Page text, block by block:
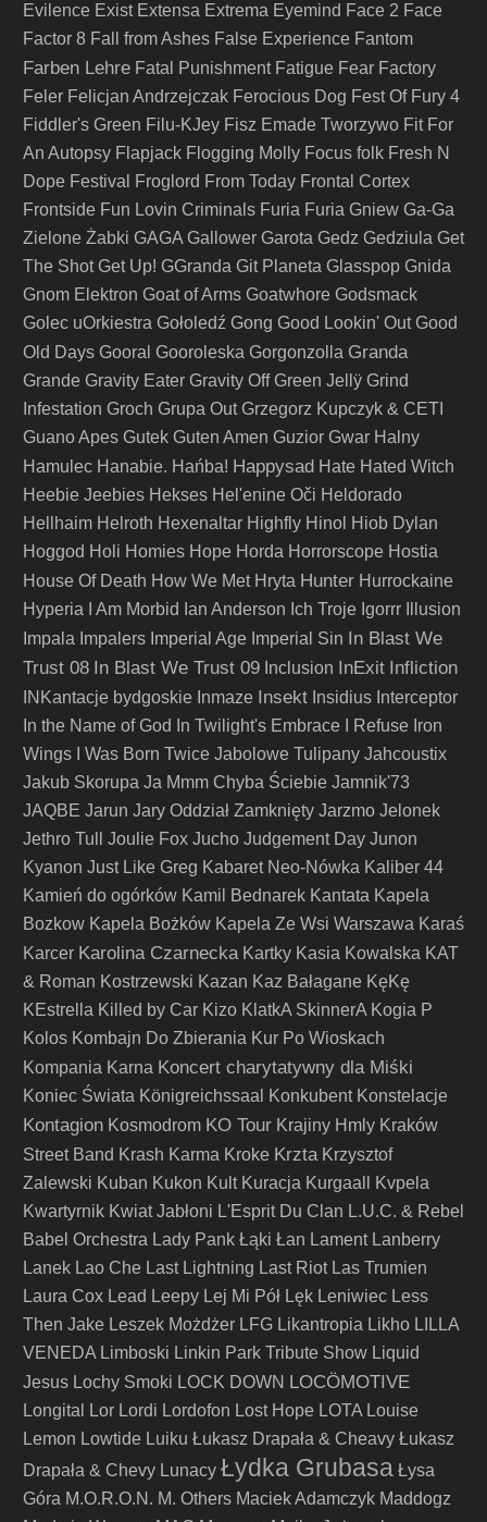
Evilence Exist Extensa Extrema Eyemind Face 2 Face
Factor 8 Fall from Ashes False Experience Fantom
Farben Lehre Fatal Punishment Fatigue Fear Factory
Feler Felicjan Andrzejczak Ferocious Dog Fest Of Fury 4
Fiddler's Green Filu-KJey Fisz Emade Tworzywo Fit For
An Autopsy Flapjack Flogging Molly Focus folk Fresh N
Dope Festival
Froglord From Today Frontal Cortex
Frontside Fun Lovin Criminals Furia Furia Gniew Ga-Ga
Zielone Żabki GAGA Gallower Garota Gedz Gedziula Get
The Shot Get Up! GGranda Git Planeta Glasspop Gnida
Gnom Elektron Goat of Arms Goatwhore Godsmack
Golec uOrkiestra Gołoledź Gong Good Lookin' Out Good
Old Days Gooral Gooroleska Gorgonzolla Granda
Grande Gravity Eater Gravity Off Green Jellÿ Grind
Infestation Groch Grupa Out Grzegorz Kupczyk & CETI
Guano Apes Gutek Guten Amen Guzior Gwar Halny
Hamulec Hanabie. Hańba! Happysad Hate Hated Witch
Heebie Jeebies Hekses Hel'enine Oči Heldorado
Hellhaim Helroth Hexenaltar Highfly Hinol Hiob Dylan
Hoggod Holi Homies Hope Horda Horrorscope Hostia
House Of Death How We Met Hryta Hunter Hurrockaine
Hyperia
I Am Morbid Ian Anderson Ich Troje Igorrr
Illusion
Impala Impalers Imperial Age Imperial Sin In Blast We
Trust 08 In Blast We Trust 09 Inclusion InExit Infliction
INKantacje bydgoskie Inmaze Insekt Insidius Interceptor
In the Name of God
In Twilight's Embrace I Refuse Iron
Wings
I Was Born Twice Jabolowe Tulipany Jahcoustix
Jakub Skorupa Ja Mmm Chyba Ściebie Jamnik'73
JAQBE Jarun Jary Oddział Zamknięty Jarzmo Jelonek
Jethro Tull
Joulie Fox Jucho Judgement Day Junon
Kyanon Just Like Greg Kabaret Neo-Nówka Kaliber 44
Kamień do ogórków Kamil Bednarek Kantata Kapela
Bozkow Kapela Bożków Kapela Ze Wsi Warszawa Karaś
Karcer Karolina Czarnecka Kartky Kasia Kowalska KAT
& Roman Kostrzewski Kazan Kaz Bałagane KęKę
KEstrella Killed by Car Kizo KlatkA SkinnerA Kogia P
Kolos Kombajn Do Zbierania Kur Po Wioskach
Kompania Karna Koncert charytatywny dla Miśki
Koniec Świata Königreichssaal Konkubent Konstelacje
Kontagion Kosmodrom KO Tour Krajiny Hmly Kraków
Street Band Krash Karma Kroke Krzta Krzysztof
Zalewski Kuban Kukon Kult Kuracja Kurgaall
Kvpela
Kwartyrnik Kwiat Jabłoni L'Esprit Du Clan L.U.C. & Rebel
Babel Orchestra Lady Pank Łąki Łan Lament Lanberry
Lanek Lao Che Last Lightning Last Riot Las Trumien
Laura Cox Lead Leepy Lej Mi Pół Lęk Leniwiec Less
Then Jake Leszek Możdżer LFG Likantropia Likho LILLA
VENEDA Limboski Linkin Park Tribute Show Liquid
Jesus Lochy Smoki LOCK DOWN LOCÖMOTIVE
Longital Lor Lordi Lordofon Lost Hope LOTA Louise
Lemon Lowtide Luiku Łukasz Drapała & Cheavy Łukasz
Drapała & Chevy Lunacy Łydka Grubasa Łysa
Góra M.O.R.O.N. M. Others Maciek Adamczyk Maddogz